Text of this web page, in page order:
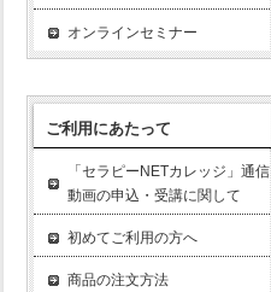
オンラインセミナー
ご利用にあたって
「セラピーNETカレッジ」通信
動画の申込・受講に関して
初めてご利用の方へ
商品の注文方法